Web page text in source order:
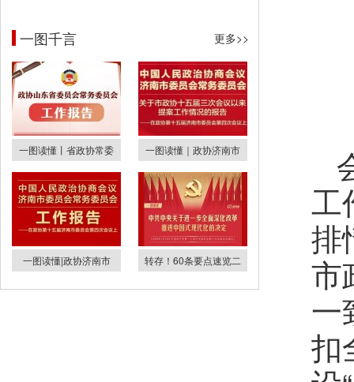
一图千言 更多>>
一图读懂丨省政协常委 一图读懂｜政协济南市
一图读懂|政协济南市 转存！60条要点速览二
工
排
市
一
扣